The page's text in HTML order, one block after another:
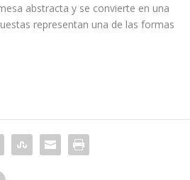
abstracta y se convierte en una
representan una de las formas